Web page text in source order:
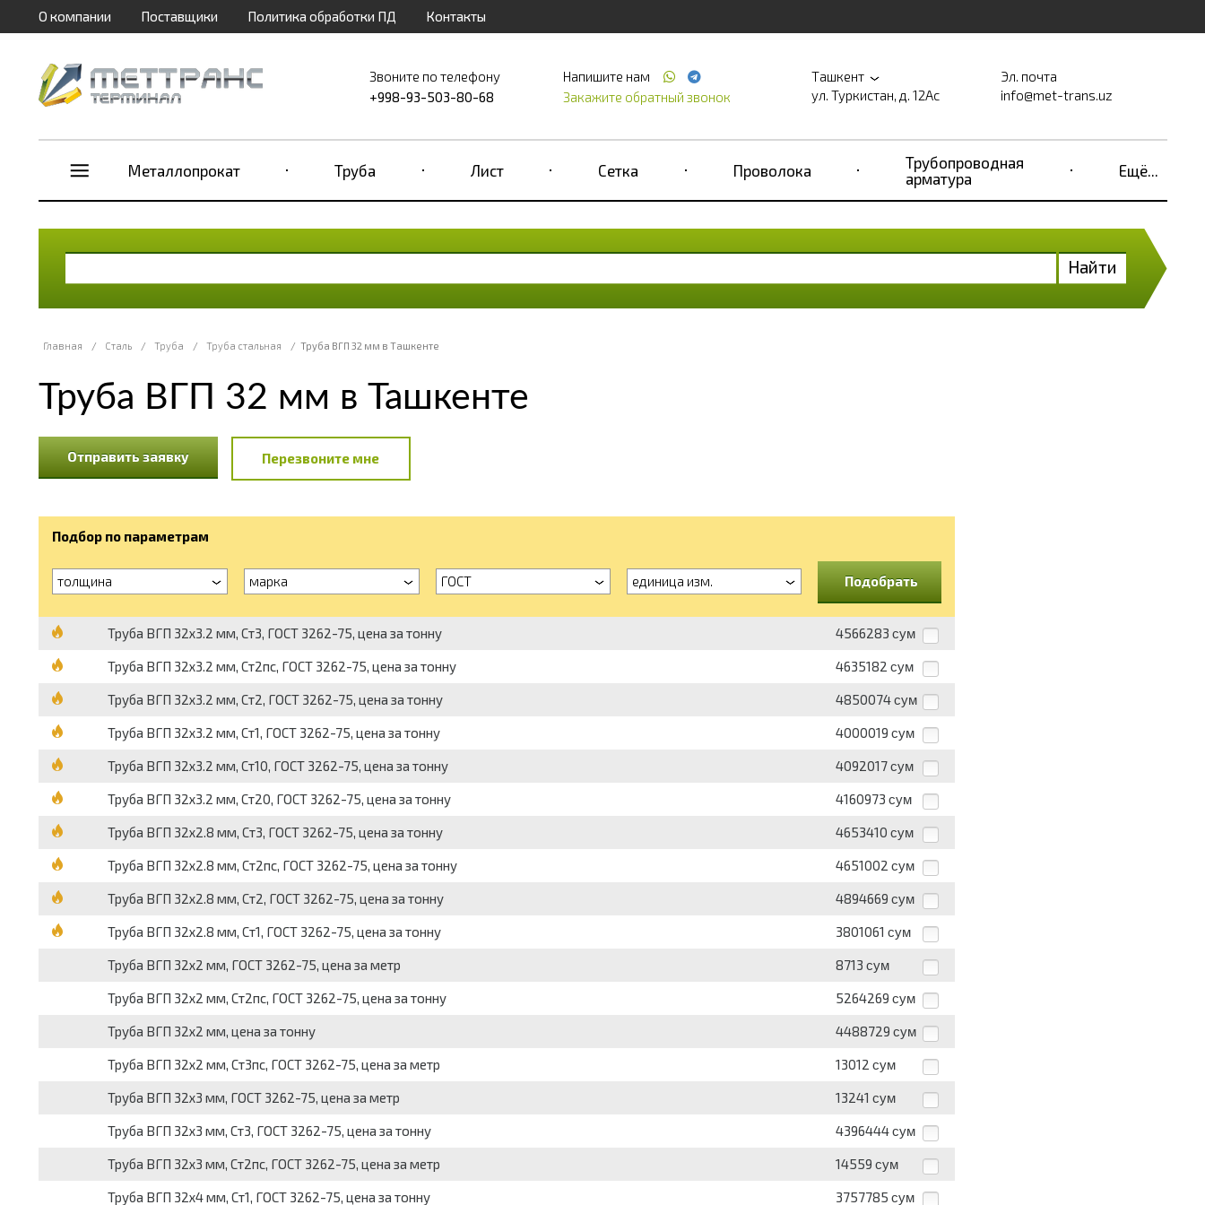
О компании Поставщики Политика обработки ПД Контакты
Звоните по телефону
+998-93-503-80-68
Напишите нам
Закажите обратный звонок
Ташкент
ул. Туркистан, д. 12Ас
Эл. почта
info@met-trans.uz
Металлопрокат Труба Лист Сетка Проволока
Трубопроводная
арматура
Ещё...
Найти
Главная / Сталь / Труба / Труба стальная / Труба ВГП 32 мм в Ташкенте
Труба ВГП 32 мм в Ташкенте
Отправить заявку Перезвоните мне
Подбор по параметрам
толщина марка ГОСТ единица изм. Подобрать
Труба ВГП 32х3.2 мм, Ст3, ГОСТ 3262-75, цена за тонну 4566283 сум
Труба ВГП 32х3.2 мм, Ст2пс, ГОСТ 3262-75, цена за тонну 4635182 сум
Труба ВГП 32х3.2 мм, Ст2, ГОСТ 3262-75, цена за тонну 4850074 сум
Труба ВГП 32х3.2 мм, Ст1, ГОСТ 3262-75, цена за тонну 4000019 сум
Труба ВГП 32х3.2 мм, Ст10, ГОСТ 3262-75, цена за тонну 4092017 сум
Труба ВГП 32х3.2 мм, Ст20, ГОСТ 3262-75, цена за тонну 4160973 сум
Труба ВГП 32х2.8 мм, Ст3, ГОСТ 3262-75, цена за тонну 4653410 сум
Труба ВГП 32х2.8 мм, Ст2пс, ГОСТ 3262-75, цена за тонну 4651002 сум
Труба ВГП 32х2.8 мм, Ст2, ГОСТ 3262-75, цена за тонну 4894669 сум
Труба ВГП 32х2.8 мм, Ст1, ГОСТ 3262-75, цена за тонну 3801061 сум
Труба ВГП 32х2 мм, ГОСТ 3262-75, цена за метр 8713 сум
Труба ВГП 32х2 мм, Ст2пс, ГОСТ 3262-75, цена за тонну 5264269 сум
Труба ВГП 32х2 мм, цена за тонну 4488729 сум
Труба ВГП 32х2 мм, Ст3пс, ГОСТ 3262-75, цена за метр 13012 сум
Труба ВГП 32х3 мм, ГОСТ 3262-75, цена за метр 13241 сум
Труба ВГП 32х3 мм, Ст3, ГОСТ 3262-75, цена за тонну 4396444 сум
Труба ВГП 32х3 мм, Ст2пс, ГОСТ 3262-75, цена за метр 14559 сум
Труба ВГП 32х4 мм, Ст1, ГОСТ 3262-75, цена за тонну 3757785 сум